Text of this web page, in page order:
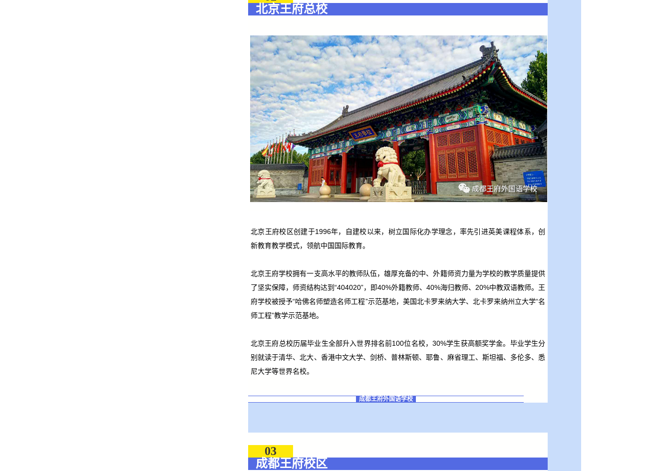
北京王府总校
北京王府校区创建于1996年，自建校以来，树立国际化办学理念，率先引进英美课程体系，创
新教育教学模式，领航中国国际教育。
北京王府学校拥有一支高水平的教师队伍，雄厚充备的中、外籍师资力量为学校的教学质量提供
了坚实保障，师资结构达到“404020”，即40%外籍教师、40%海归教师、20%中教双语教师。王
府学校被授予“哈佛名师塑造名师工程”示范基地，美国北卡罗来纳大学、北卡罗来纳州立大学“名
师工程”教学示范基地。
北京王府总校历届毕业生全部升入世界排名前100位名校，30%学生获高额奖学金。毕业学生分
别就读于清华、北大、香港中文大学、剑桥、普林斯顿、耶鲁、麻省理工、斯坦福、多伦多、悉
尼大学等世界名校。
成都王府外国语学校
03
成都王府校区